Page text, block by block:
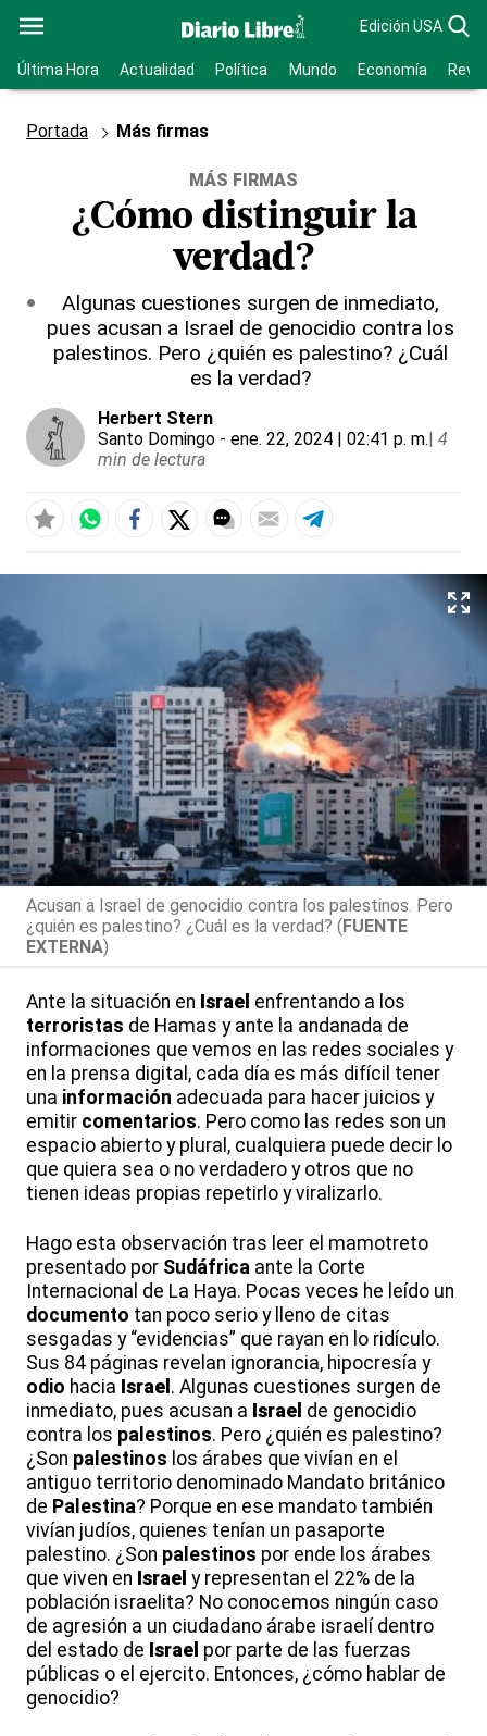
Edición USA
Última Hora Actualidad Política Mundo Economía
Portada Más firmas
MÁS FIRMAS
¿Cómo distinguir la
verdad?
Algunas cuestiones surgen de inmediato,
pues acusan a Israel de genocidio contra los
palestinos. Pero ¿quién es palestino? ¿Cuál
es la verdad?
Herbert Stern
Santo Domingo - ene. 22, 2024 | 02:41 p. m.| 4
min de lectura
Acusan a Israel de genocidio contra los palestinos. Pero
¿quién es palestino? ¿Cuál es la verdad? (FUENTE
EXTERNA)
Ante la situación en Israel enfrentando a los
terroristas de Hamas y ante la andanada de
informaciones que vemos en las redes sociales y
en la prensa digital, cada día es más difícil tener
una información adecuada para hacer juicios y
emitir comentarios. Pero como las redes son un
espacio abierto y plural, cualquiera puede decir lo
que quiera sea o no verdadero y otros que no
tienen ideas propias repetirlo y viralizarlo.
Hago esta observación tras leer el mamotreto
presentado por Sudáfrica ante la Corte
Internacional de La Haya. Pocas veces he leído un
documento tan poco serio y lleno de citas
sesgadas y “evidencias” que rayan en lo ridículo.
Sus 84 páginas revelan ignorancia, hipocresía y
odio hacia Israel . Algunas cuestiones surgen de
inmediato, pues acusan a Israel de genocidio
contra los palestinos. Pero ¿quién es palestino?
¿Son palestinos los árabes que vivían en el
antiguo territorio denominado Mandato británico
de Palestina? Porque en ese mandato también
vivían judíos, quienes tenían un pasaporte
palestino. ¿Son palestinos por ende los árabes
que viven en Israel y representan el 22% de la
población israelita? No conocemos ningún caso
de agresión a un ciudadano árabe israelí dentro
del estado de Israel por parte de las fuerzas
públicas o el ejercito. Entonces, ¿cómo hablar de
genocidio?